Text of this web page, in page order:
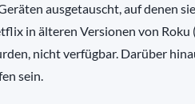
ausgetauscht, auf denen
in älteren Versionen von Roku
nicht verfügbar. Darüber
sein.